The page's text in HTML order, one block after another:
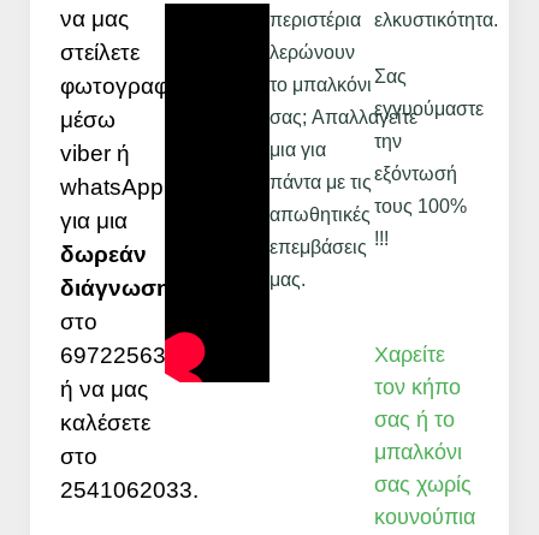
να μας
στείλετε
φωτογραφία
μέσω
viber ή
whatsApp
για μια
δωρεάν
διάγνωση
στο
6972256379
ή να μας
καλέσετε
στο
2541062033.
περιστέρια
λερώνουν
το μπαλκόνι
σας; Απαλλαγείτε
μια για
πάντα με τις
απωθητικές
επεμβάσεις
μας.
ελκυστικότητα.
Σας
εγγυούμαστε
την
εξόντωσή
τους 100%
!!!
Χαρείτε
τον κήπο
σας ή το
μπαλκόνι
σας χωρίς
κουνούπια